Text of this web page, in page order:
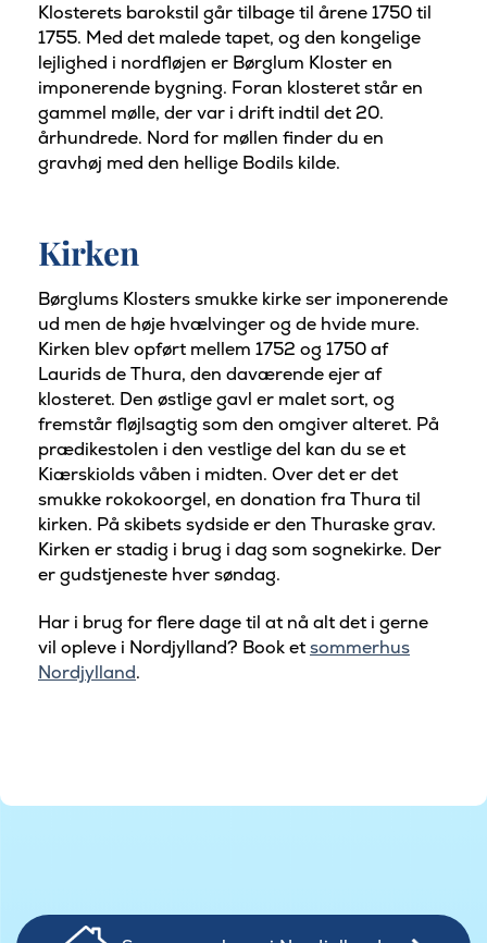
Klosterets barokstil går tilbage til årene 1750 til
1755. Med det malede tapet, og den kongelige
lejlighed i nordfløjen er Børglum Kloster en
imponerende bygning. Foran klosteret står en
gammel mølle, der var i drift indtil det 20.
århundrede. Nord for møllen finder du en
gravhøj med den hellige Bodils kilde.
Kirken
Børglums Klosters smukke kirke ser imponerende
ud men de høje hvælvinger og de hvide mure.
Kirken blev opført mellem 1752 og 1750 af
Laurids de Thura, den daværende ejer af ​​
klosteret. Den østlige gavl er malet sort, og
fremstår fløjlsagtig som den omgiver alteret. På
prædikestolen i den vestlige del kan du se et
Kiærskiolds våben i midten. Over det er det
smukke rokokoorgel, en donation fra Thura til
kirken. På skibets sydside er den Thuraske grav.
Kirken er stadig i brug i dag som sognekirke. Der
er gudstjeneste hver søndag.
Har i brug for flere dage til at nå alt det i gerne
vil opleve i Nordjylland? Book etsommerhus
Nordjylland.